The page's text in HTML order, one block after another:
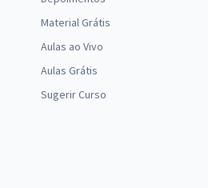
Material Grátis
Aulas ao Vivo
Aulas Grátis
Sugerir Curso